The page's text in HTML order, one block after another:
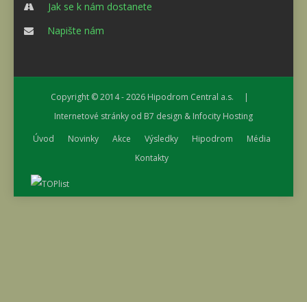
Jak se k nám dostanete
Napište nám
Copyright © 2014 - 2026 Hipodrom Central a.s. |
Internetové stránky od B7 design & Infocity Hosting
Úvod
Novinky Akce Výsledky Hipodrom
Média
Kontakty